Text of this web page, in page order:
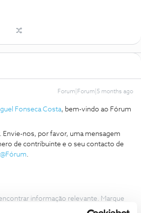
Forum|Forum|5 months ago
Fonseca Costa, bem-vindo ao Fórum
Envie-nos, por favor, uma mensagem
de contribuinte e o seu contacto de
@Fórum.
informação relevante. Marque
e faça "Like" nos melhores comentários.